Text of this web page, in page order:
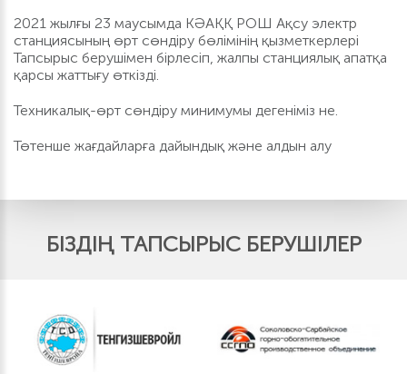
2021 жылғы 23 маусымда КӘАҚҚ РОШ Ақсу электр
станциясының өрт сөндіру бөлімінің қызметкерлері
Тапсырыс берушімен бірлесіп, жалпы станциялық апатқа
қарсы жаттығу өткізді.
Техникалық-өрт сөндіру минимумы дегеніміз не.
Төтенше жағдайларға дайындық және алдын алу
БІЗДІҢ ТАПСЫРЫС БЕРУШІЛЕР